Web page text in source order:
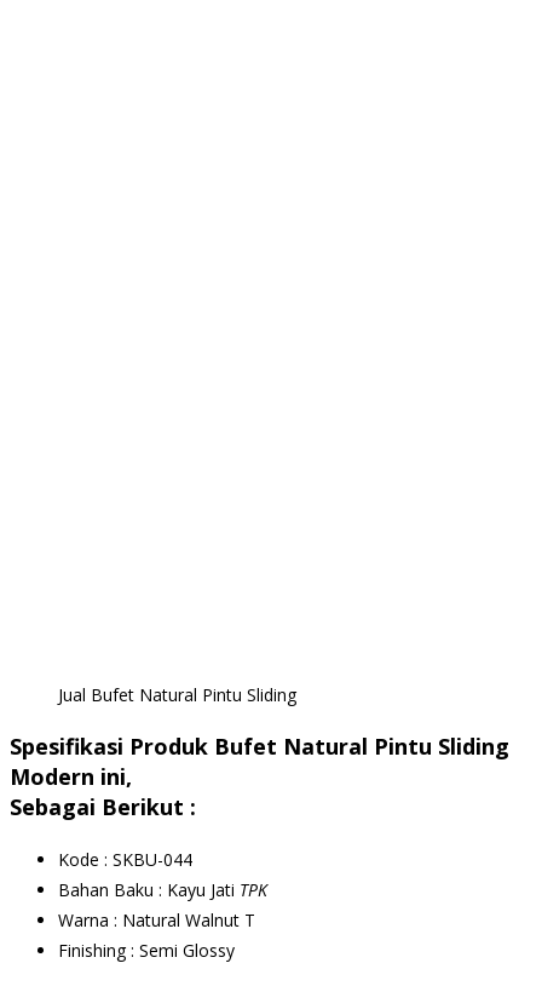
Jual Bufet Natural Pintu Sliding
Spesifikasi Produk Bufet Natural Pintu Sliding
Modern ini,
Sebagai Berikut :
Kode : SKBU-044
Bahan Baku : Kayu Jati TPK
Warna : Natural Walnut T
Finishing : Semi Glossy